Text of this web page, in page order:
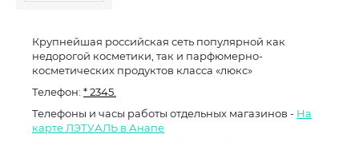
Крупнейшая российская сеть популярной как
недорогой косметики, так и парфюмерно-
косметических продуктов класса «люкс»
Телефон: * 2345.
Телефоны и часы работы отдельных магазинов - На
карте ЛЭТУАЛЬ в Анапе